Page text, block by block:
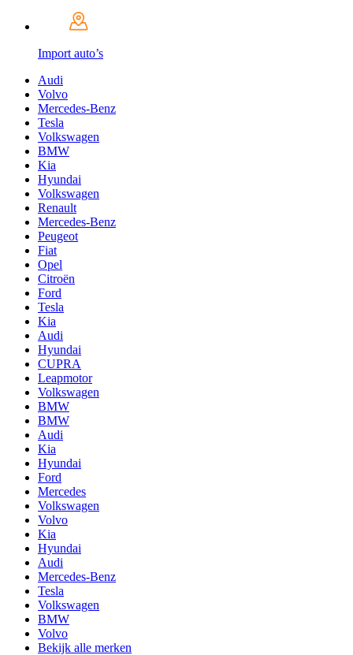
Import auto’s
Audi
Volvo
Mercedes-Benz
Tesla
Volkswagen
BMW
Kia
Hyundai
Volkswagen
Renault
Mercedes-Benz
Peugeot
Fiat
Opel
Citroën
Ford
Tesla
Kia
Audi
Hyundai
CUPRA
Leapmotor
Volkswagen
BMW
BMW
Audi
Kia
Hyundai
Ford
Mercedes
Volkswagen
Volvo
Kia
Hyundai
Audi
Mercedes-Benz
Tesla
Volkswagen
BMW
Volvo
Bekijk alle merken